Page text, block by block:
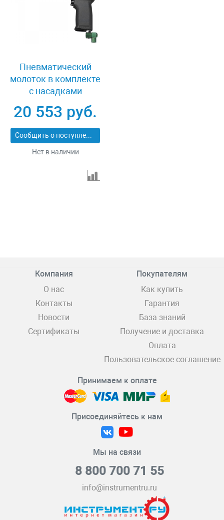
Пневматический
молоток в комплекте
с насадками
303HK
20 553 руб.
Сообщить о поступлении
Нет в наличии
Компания
О нас
Контакты
Новости
Сертификаты
Покупателям
Как купить
Гарантия
База знаний
Получение и доставка
Оплата
Пользовательское соглашение
Принимаем к оплате
Присоединяйтесь к нам
Мы на связи
8 800 700 71 55
info@instrumentru.ru